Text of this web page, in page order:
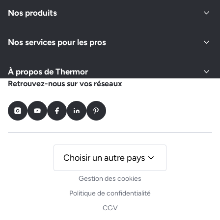
Fermé actuellement
Demander un devis
ACS ALBERT CHAUFFAGE SANITAIRE
263 ROUTE DE LONGCHAMPS
Fermé actuellement
Nos produits
Nos services pour les pros
À propos de Thermor
Retrouvez-nous sur vos réseaux
InstagramYoutubeFacebookLinkedInPinterest
Gestion des cookies
Politique de confidentialité
CGV
Choisir un autre pays